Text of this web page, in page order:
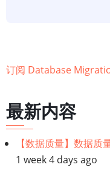
行
据
库
订阅 Database
最新内容
【数据质量】数据
1 week 4 days ago